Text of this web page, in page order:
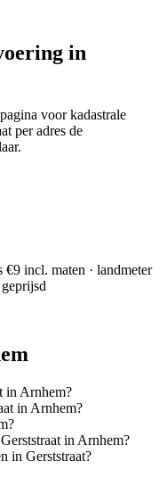
in
voor kadastrale
per adres de
€9 incl. maten · landmeter
in Arnhem?
in Arnhem?
in Arnhem?
in Gerststraat?